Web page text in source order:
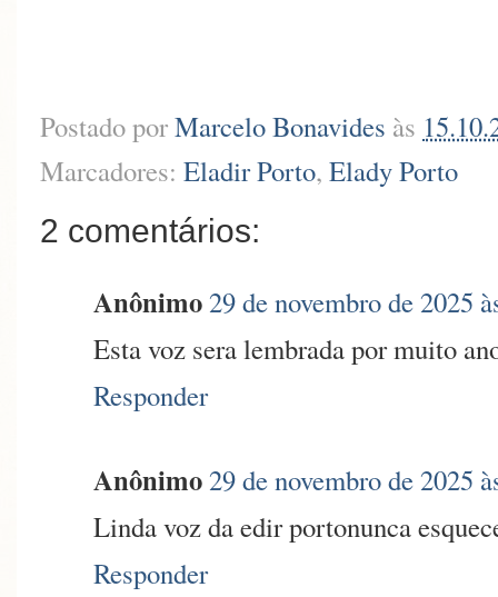
Postado porMarcelo Bonavides às
Marcadores: Eladir Porto, Elady Porto
2 comentários:
Anônimo29 de novembro de 2025
Esta voz sera lembrada por muito
Responder
Anônimo29 de novembro de 2025
Linda voz da edir portonunca
Responder